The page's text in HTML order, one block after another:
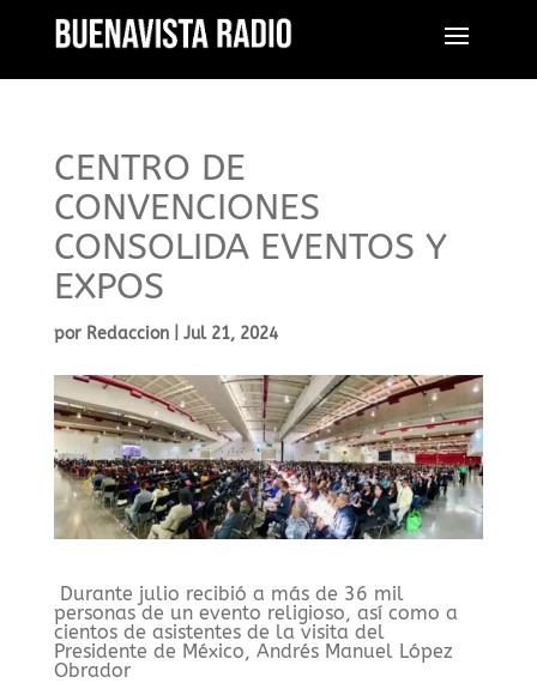
CENTRO DE
CONVENCIONES
CONSOLIDA EVENTOS Y
EXPOS
por Redaccion| Jul 21, 2024
Durante julio recibió a más de 36 mil
personas de un evento religioso, así como a
cientos de asistentes de la visita del
Presidente de México, Andrés Manuel López
Obrador